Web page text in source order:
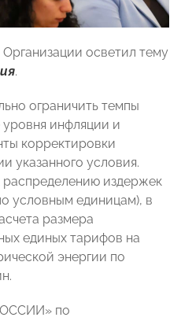
осветил тему
.
ограничить темпы
инфляции и
корректировки
указанного условия.
издержек
условным единицам), в
размера
единых тарифов на
энергии по
по